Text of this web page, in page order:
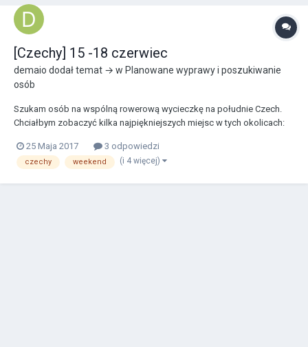
[Czechy] 15 -18 czerwiec
demaio dodał temat → w Planowane wyprawy i poszukiwanie
osób
Szukam osób na wspólną rowerową wycieczkę na południe Czech.
Chciałbym zobaczyć kilka najpiękniejszych miejsc w tych okolicach:
Europie, wpisane na listę UNESCO), zbiornik wodny Lipno (zwany
czasem czeską riwierą) oraz otoczenie tego a...
25 Maja 2017 3 odpowiedzi
czechy weekend (i 4 więcej)